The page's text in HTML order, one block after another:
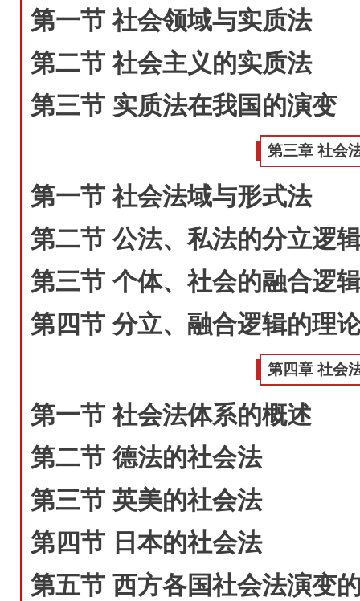
第一节 社会领域与实质法
第二节 社会主义的实质法
第三节 实质法在我国的演变
第三章 社会
第一节 社会法域与形式法
第二节 公法、私法的分立逻
第三节 个体、社会的融合逻
第四节 分立、融合逻辑的理
第四章 社会
第一节 社会法体系的概述
第二节 德法的社会法
第三节 英美的社会法
第四节 日本的社会法
第五节 西方各国社会法演变